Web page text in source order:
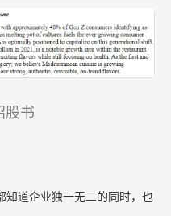
股书
知道企业独一无二的同时，也